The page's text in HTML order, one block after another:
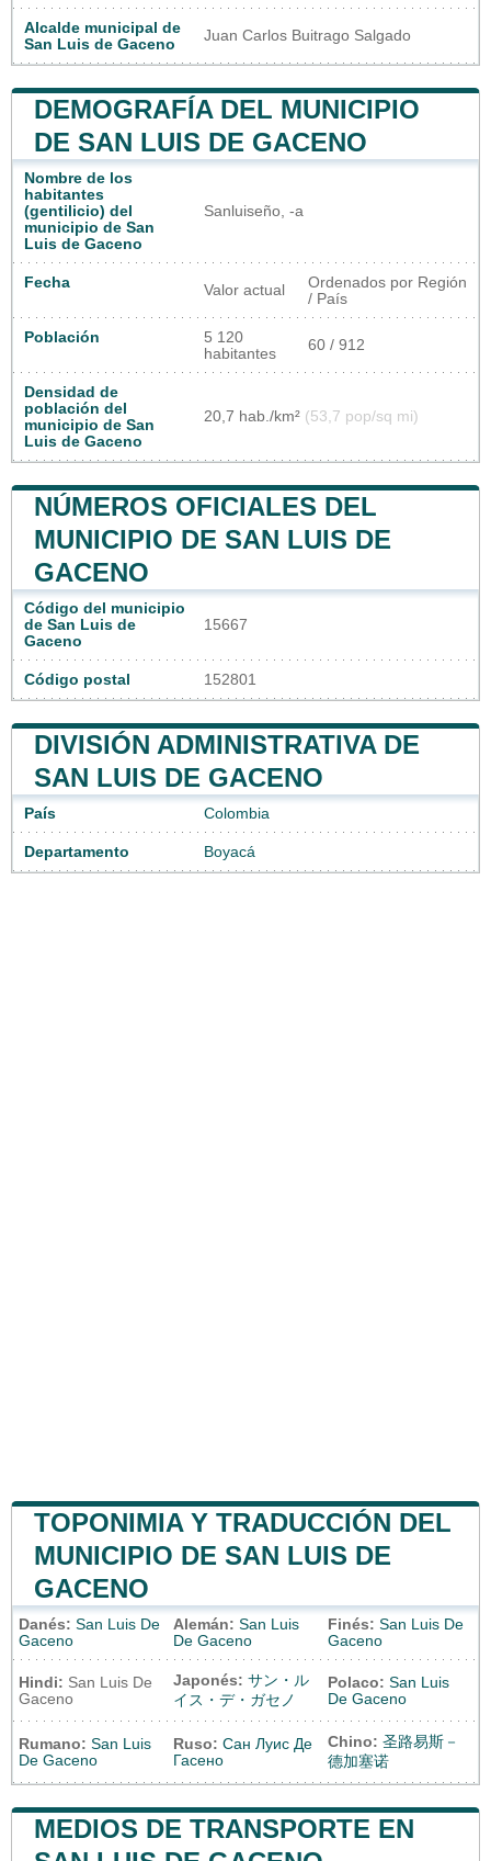
Alcalde municipal de
San Luis de Gaceno
Juan Carlos Buitrago Salgado
DEMOGRAFÍA DEL MUNICIPIO
DE SAN LUIS DE GACENO
Nombre de los
habitantes
(gentilicio) del
municipio de San
Luis de Gaceno
Sanluiseño, -a
Fecha Valor actual
Ordenados por Región
/ País
Población
5 120
habitantes
60 / 912
Densidad de
población del
municipio de San
Luis de Gaceno
20,7 hab./km² (53,7 pop/sq mi)
NÚMEROS OFICIALES DEL
MUNICIPIO DE SAN LUIS DE
GACENO
Código del municipio
de San Luis de
Gaceno
15667
Código postal 152801
DIVISIÓN ADMINISTRATIVA DE
SAN LUIS DE GACENO
País Colombia
Departamento Boyacá
TOPONIMIA Y TRADUCCIÓN DEL
MUNICIPIO DE SAN LUIS DE
GACENO
Danés: San Luis De
Gaceno
Alemán: San Luis
De Gaceno
Finés: San Luis De
Gaceno
Hindi: San Luis De
Gaceno
Japonés: サン・ル
イス・デ・ガセノ
Polaco: San Luis
De Gaceno
Rumano: San Luis
De Gaceno
Ruso: Сан Луис Де
Гасено
Chino: 圣路易斯－
德加塞诺
MEDIOS DE TRANSPORTE EN